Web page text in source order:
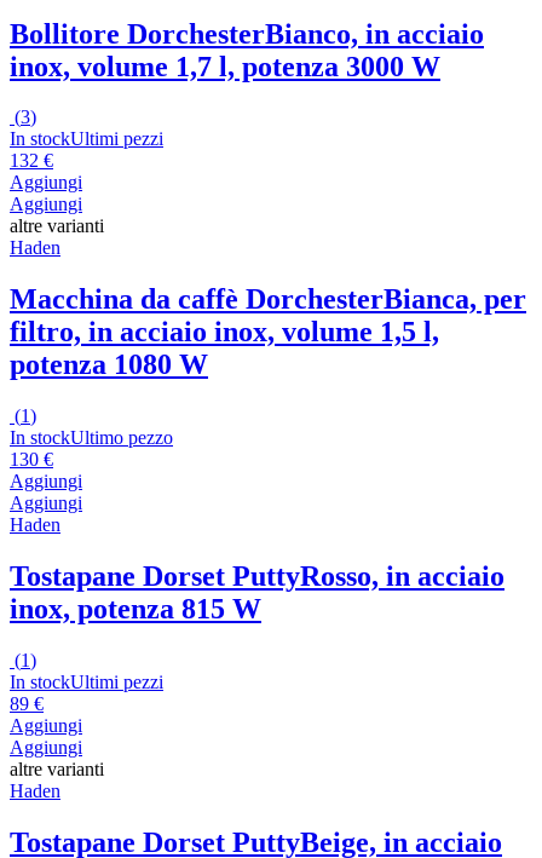
Bollitore DorchesterBianco, in acciaio
inox, volume 1,7 l, potenza 3000 W
(3)
In stockUltimi pezzi
132 €
Aggiungi
Aggiungi
altre varianti
Haden
Macchina da caffè DorchesterBianca, per
filtro, in acciaio inox, volume 1,5 l,
potenza 1080 W
(1)
In stockUltimo pezzo
130 €
Aggiungi
Aggiungi
Haden
Tostapane Dorset PuttyRosso, in acciaio
inox, potenza 815 W
(1)
In stockUltimi pezzi
89 €
Aggiungi
Aggiungi
altre varianti
Haden
Tostapane Dorset PuttyBeige, in acciaio